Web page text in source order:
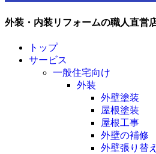
外装・内装リフォームの職人直営
トップ
サービス
一般住宅向け
外装
外壁塗装
屋根塗装
屋根工事
外壁の補修
外壁張り替